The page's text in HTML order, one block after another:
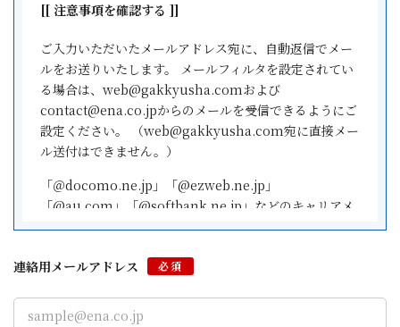
[[ 注意事項を確認する ]]
ご入力いただいたメールアドレス宛に、自動返信でメー
ルをお送りいたします。 メールフィルタを設定されてい
る場合は、web@gakkyusha.comおよび
contact@ena.co.jpからのメールを受信できるようにご
設定ください。 （web@gakkyusha.com宛に直接メー
ル送付はできません。）
「＠docomo.ne.jp」「@ezweb.ne.jp」
「@au.com」「@softbank.ne.jp」などのキャリアメ
ールアドレスはご利用になれません。AndroidOSのス
Google Gmail、iPhoneやiPadをご利用の場合は
を推奨します。
連絡用メールアドレス 必須